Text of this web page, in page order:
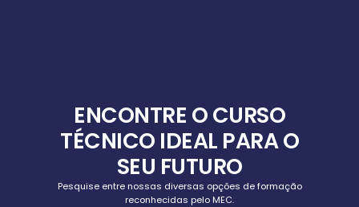
ENCONTRE O CURSO
TÉCNICO IDEAL PARA O
SEU FUTURO
Pesquise entre nossas diversas opções de formação
reconhecidas pelo MEC.